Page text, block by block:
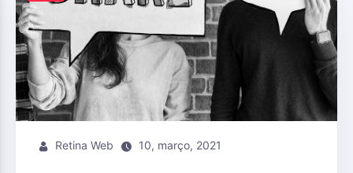
Retina Web 10, março, 2021